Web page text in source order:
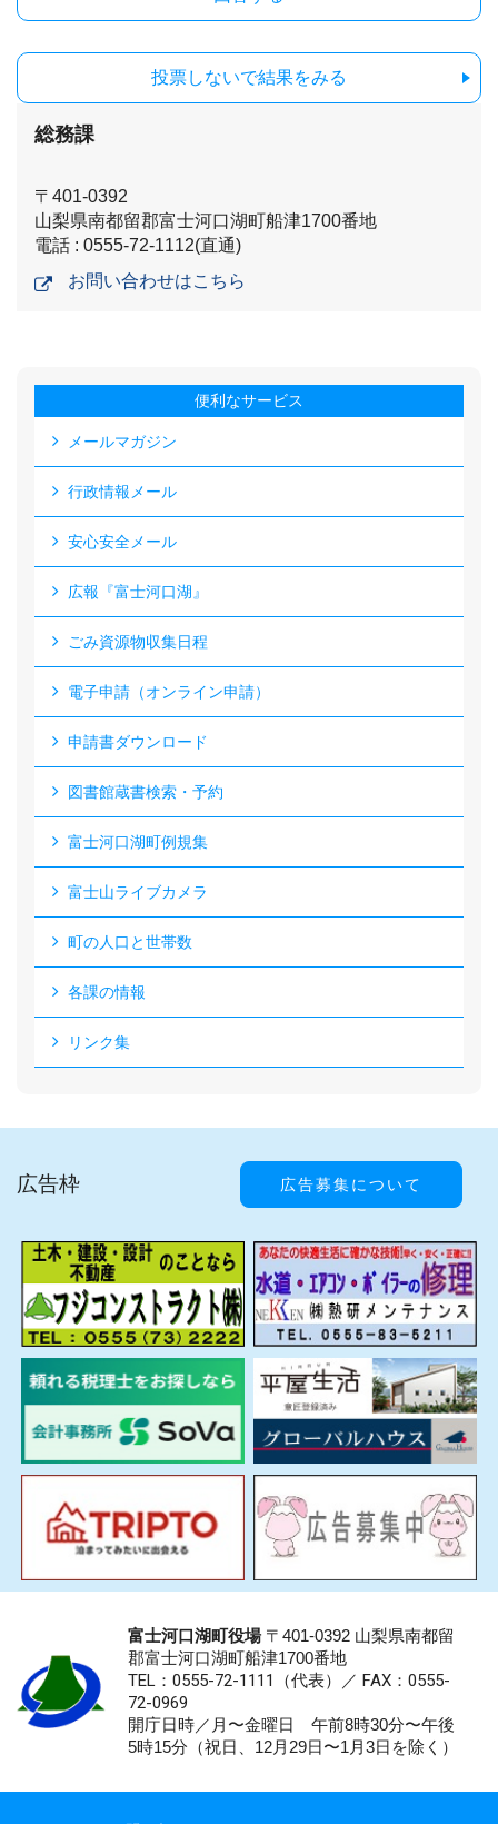
投票しないで結果をみる
総務課
〒401-0392
山梨県南都留郡富士河口湖町船津1700番地
電話 : 0555-72-1112(直通)
お問い合わせはこちら
便利なサービス
メールマガジン
行政情報メール
安心安全メール
広報『富士河口湖』
ごみ資源物収集日程
電子申請（オンライン申請）
申請書ダウンロード
図書館蔵書検索・予約
富士河口湖町例規集
富士山ライブカメラ
町の人口と世帯数
各課の情報
リンク集
広告枠 広告募集について
富士河口湖町役場〒401-0392 山梨県南都留
郡富士河口湖町船津1700番地
TEL：0555-72-1111 （代表）／ FAX：0555-
72-0969
開庁日時／月〜金曜日 午前8時30分〜午後
5時15分（祝日、12月29日〜1月3日を除く）